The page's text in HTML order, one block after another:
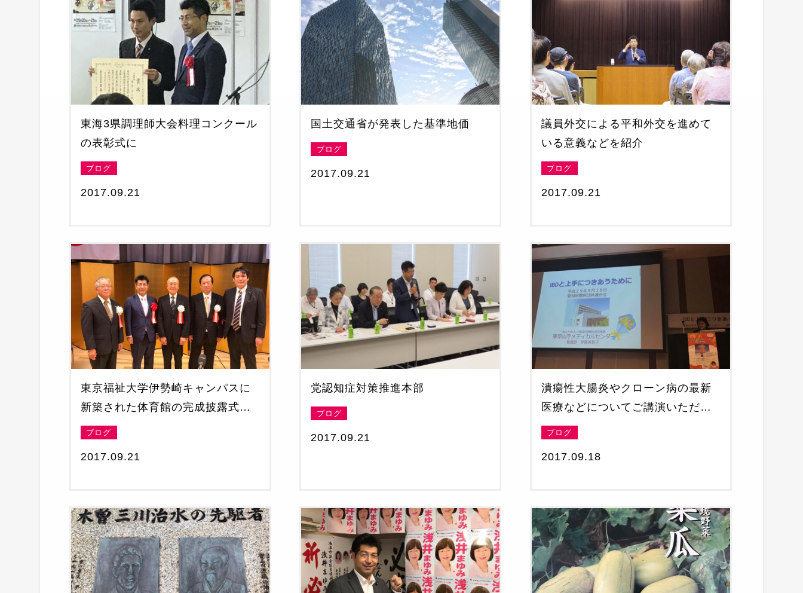
東海3県調理師大会料理コンクール
の表彰式に
ブログ
2017.09.21
国土交通省が発表した基準地価
ブログ
2017.09.21
議員外交による平和外交を進めて
いる意義などを紹介
ブログ
2017.09.21
東京福祉大学伊勢崎キャンパスに
新築された体育館の完成披露式に
来賓として参列
ブログ
2017.09.21
党認知症対策推進本部
ブログ
2017.09.21
潰瘍性大腸炎やクローン病の最新
医療などについてご講演いただき
ました
ブログ
2017.09.18